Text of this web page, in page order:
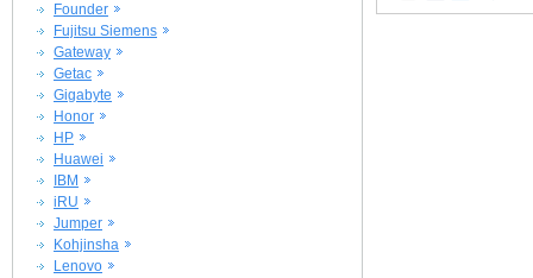
Founder
Fujitsu Siemens
Gateway
Getac
Gigabyte
Honor
HP
Huawei
IBM
iRU
Jumper
Kohjinsha
Lenovo